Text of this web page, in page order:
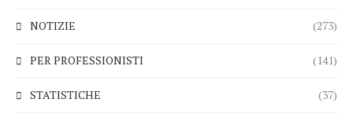
NOTIZIE (273)
PER PROFESSIONISTI (141)
STATISTICHE (37)